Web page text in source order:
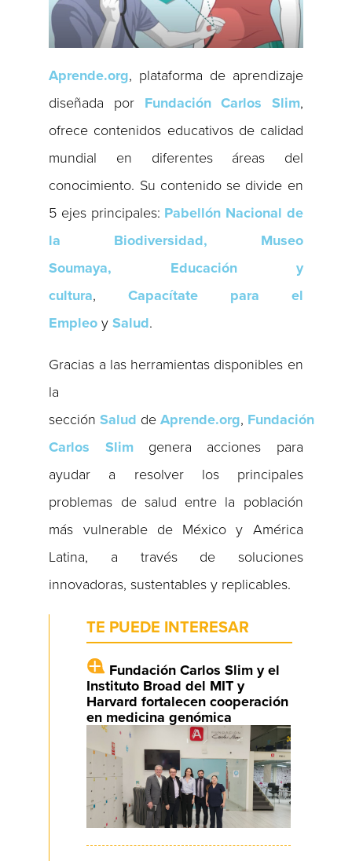
Aprende.org, plataforma de aprendizaje
diseñada por Fundación Carlos Slim,
ofrece contenidos educativos de calidad
mundial en diferentes áreas del
conocimiento. Su contenido se divide en
5 ejes principales: Pabellón Nacional de
la Biodiversidad, Museo
Soumaya,
Educación y
cultura,Capacítate para el
Empleo ySalud.
Gracias a las herramientas disponibles en
la
secciónSalud deAprende.org, Fundación
Carlos Slimgenera acciones para
ayudar a resolver los principales
problemas de salud entre la población
más vulnerable de México y América
Latina, a través de soluciones
innovadoras, sustentables y replicables.
TE PUEDE INTERESAR
Fundación Carlos Slim y el
Instituto Broad del MIT y
Harvard fortalecen cooperación
en medicina genómica